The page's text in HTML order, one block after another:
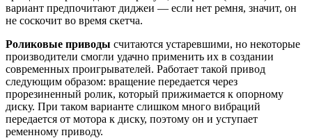
вариант предпочитают диджеи — если нет ремня, значит, он
не соскочит во время скетча.
Роликовые приводы считаются устаревшими, но некоторые
производители смогли удачно применить их в создании
современных проигрывателей. Работает такой привод
следующим образом: вращение передается через
прорезиненный ролик, который прижимается к опорному
диску. При таком варианте слишком много вибраций
передается от мотора к диску, поэтому он и уступает
ременному приводу.